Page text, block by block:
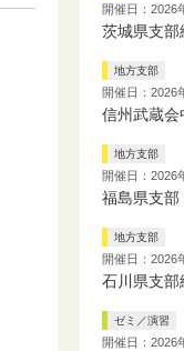
開催日：2026
茨城県支部
地方支部
開催日：2026
信州武蔵会
地方支部
開催日：2026
福島県支部
地方支部
開催日：2026
石川県支部
ゼミ／演習
開催日：2026